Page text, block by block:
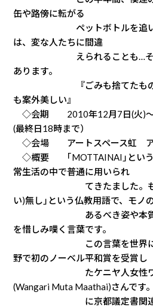
缶や路傍に転がる
ペットボトルを追いか
は、変な人たちに間違
えられることも…その中
あります。
『ごみも捨てたものじ
も案外美しい』
◇会期 2010年12月7日(火)〜
(最終日18時まで）
◇会場 アートスペース虹 ア
◇概要 ｢MOTTAINAI｣という
常生活の中で普通に用いられ
てきたました。もとも
い)無し｣という仏教用語で、モノ
あるべき姿や本質が失
を惜しみ嘆く言葉です。
この言葉を世界に紹介
野で初のノーベル平和賞を受賞し
たケニヤ人女性ワンガ
(Wangari Muta Maathai)さんです
に京都議定書関連行事